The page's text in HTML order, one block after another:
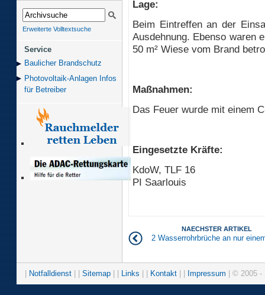
Erweiterte Volltextsuche
Service
Baulicher Brand­schutz
Photovoltaik-Anlagen Infos
für Betreiber
Lage:
Beim Eintreffen an der
Ausdehnung. Ebenso waren
50 m² Wiese vom Brand
Maßnahmen:
Das Feuer wurde mit einem
Eingesetzte Kräfte:
KdoW, TLF 16
PI Saarlouis
NAECHSTER ARTIKEL
2 Wasserrohrbrüche an nur
Notfalldienst Sitemap Links Kontakt Impressum | © 2005 -